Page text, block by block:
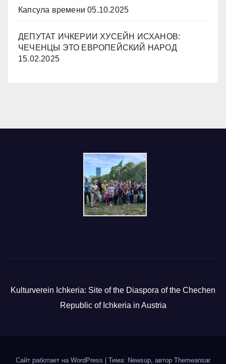
Капсула времени 05.10.2025
ДЕПУТАТ ИЧКЕРИИ ХУСЕЙН ИСХАНОВ:
ЧЕЧЕНЦЫ ЭТО ЕВРОПЕЙСКИЙ НАРОД
15.02.2025
Kulturverein Ichkeria: Site of the Diaspora of the Chechen
Republic of Ichkeria in Austria
Сайт работает на WordPress Тема: Newsup, автор Themeansar